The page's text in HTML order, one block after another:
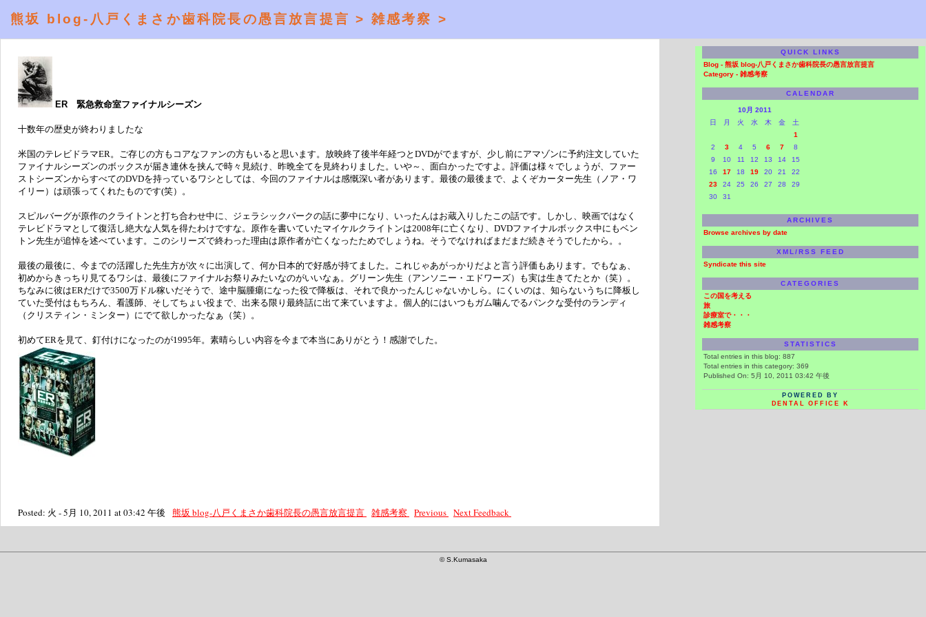
熊坂 blog-八戸くまさか歯科院長の愚言放言提言 > 雑感考察 >
ER 緊急救命室ファイナルシーズン
十数年の歴史が終わりましたな
米国のテレビドラマER。ご存じの方もコアなファンの方もいると思います。放映終了後半年経つとDVDがでますが、少し前にアマゾンに予約注文していた
ファイナルシーズンのボックスが届き連休を挟んで時々見続け、昨晩全てを見終わりました。いや～、面白かったですよ。評価は様々でしょうが、ファー
ストシーズンからすべてのDVDを持っているワシとしては、今回のファイナルは感慨深い者があります。最後の最後まで、よくぞカーター先生（ノア・ワ
イリー）は頑張ってくれたものです(笑）。
スピルバーグが原作のクライトンと打ち合わせ中に、ジェラシックパークの話に夢中になり、いったんはお蔵入りしたこの話です。しかし、映画ではなく
テレビドラマとして復活し絶大な人気を得たわけですな。原作を書いていたマイケルクライトンは2008年に亡くなり、DVDファイナルボックス中にもベン
トン先生が追悼を述べています。このシリーズで終わった理由は原作者が亡くなったためでしょうね。そうでなければまだまだ続きそうでしたから。。
最後の最後に、今までの活躍した先生方が次々に出演して、何か日本的で好感が持てました。これじゃあがっかりだよと言う評価もあります。でもなぁ、
初めからきっちり見てるワシは、最後にファイナルお祭りみたいなのがいいなぁ。グリーン先生（アンソニー・エドワーズ）も実は生きてたとか（笑）。
ちなみに彼はERだけで3500万ドル稼いだそうで、途中脳腫瘍になった役で降板は、それで良かったんじゃないかしら。にくいのは、知らないうちに降板し
ていた受付はもちろん、看護師、そしてちょい役まで、出来る限り最終話に出て来ていますよ。個人的にはいつもガム噛んでるパンクな受付のランディ
（クリスティン・ミンター）にでて欲しかったなぁ（笑）。
初めてERを見て、釘付けになったのが1995年。素晴らしい内容を今まで本当にありがとう！感謝でした。
Posted: 火 - 5月 10, 2011 at 03:42 午後 熊坂 blog-八戸くまさか歯科院長の愚言放言提言 雑感考察 Previous NextFeedback
QUICK LINKS
Blog - 熊坂 blog-八戸くまさか歯科院長の愚言放言提言
Category - 雑感考察
CALENDAR
10月 2011
日
月 火 水 木 金
土
1
2
3 4 5 6 7
8
9
10 11 12 13 14
15
16
17 18 19 20 21
22
23
24 25 26 27 28
29
30
31
ARCHIVES
Browse archives by date
XML/RSS FEED
Syndicate this site
CATEGORIES
この国を考える
旅
診療室で・・・
雑感考察
STATISTICS
Total entries in this blog: 887
Total entries in this category: 369
Published On: 5月 10, 2011 03:42 午後
POWERED BY
DENTAL OFFICE K
©S.Kumasaka